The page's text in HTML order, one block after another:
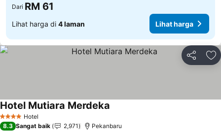
Dari RM 61
Lihat harga di 4 laman Lihat harga
Kongsi
4 BintangHotel
Hotel Mutiara Merdeka
8.3 Sangat baik 2,971 Pekanbaru